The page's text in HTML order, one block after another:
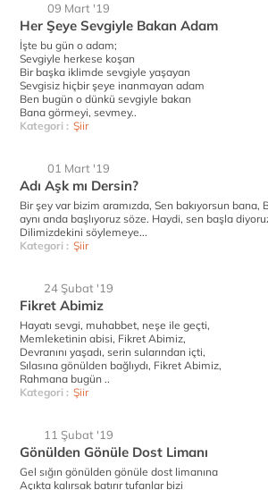
09 Mart '19
Her Şeye Sevgiyle Bakan Adam
İşte bu gün o adam;
Sevgiyle herkese koşan
Bir başka iklimde sevgiyle yaşayan
Sevgisiz hiçbir şeye inanmayan adam
Ben bugün o dünkü sevgiyle bakan
Bana görmeyi, sevmey..
Kategori : Şiir
01 Mart '19
Adı Aşk mı Dersin?
Bir şey var bizim aramızda, Sen bakıyorsun bana,
aynı anda başlıyoruz söze. Haydi, sen başla
Dilimizdekini söylemeye...
Kategori : Şiir
24 Şubat '19
Fikret Abimiz
Hayatı sevgi, muhabbet, neşe ile geçti,
Memleketinin abisi, Fikret Abimiz,
Devranını yaşadı, serin sularından içti,
Sılasına gönülden bağlıydı, Fikret Abimiz,
Rahmana bugün ..
Kategori : Şiir
11 Şubat '19
Gönülden Gönüle Dost Limanı
Gel sığın gönülden gönüle dost limanına
Açıkta kalırsak batırır tufanlar bizi